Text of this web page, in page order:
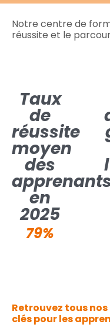
Notre centre de
réussite et le
Taux
de
réussite
moyen
des
en
2025
79%
Retrouvez tous
clés pour les